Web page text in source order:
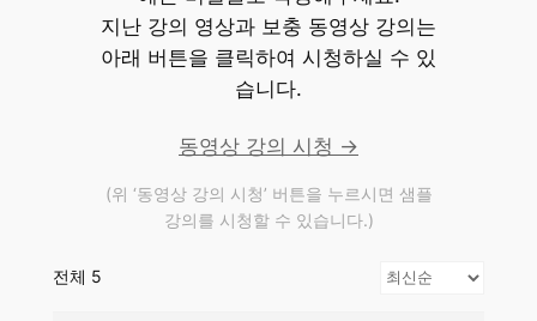
지난 강의 영상과 보충 동영상 강의는
아래 버튼을 클릭하여 시청하실 수 있
습니다.
동영상 강의 시청 →
(위 ‘동영상 강의 시청’ 버튼을 누르시면 샘플
강의를 시청할 수 있습니다.)
전체 5